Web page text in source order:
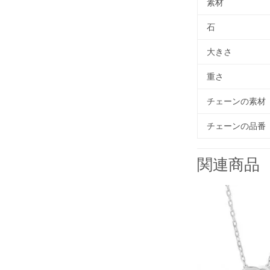
石
大きさ
重さ
チェーンの素材
チェーンの品番
関連商品